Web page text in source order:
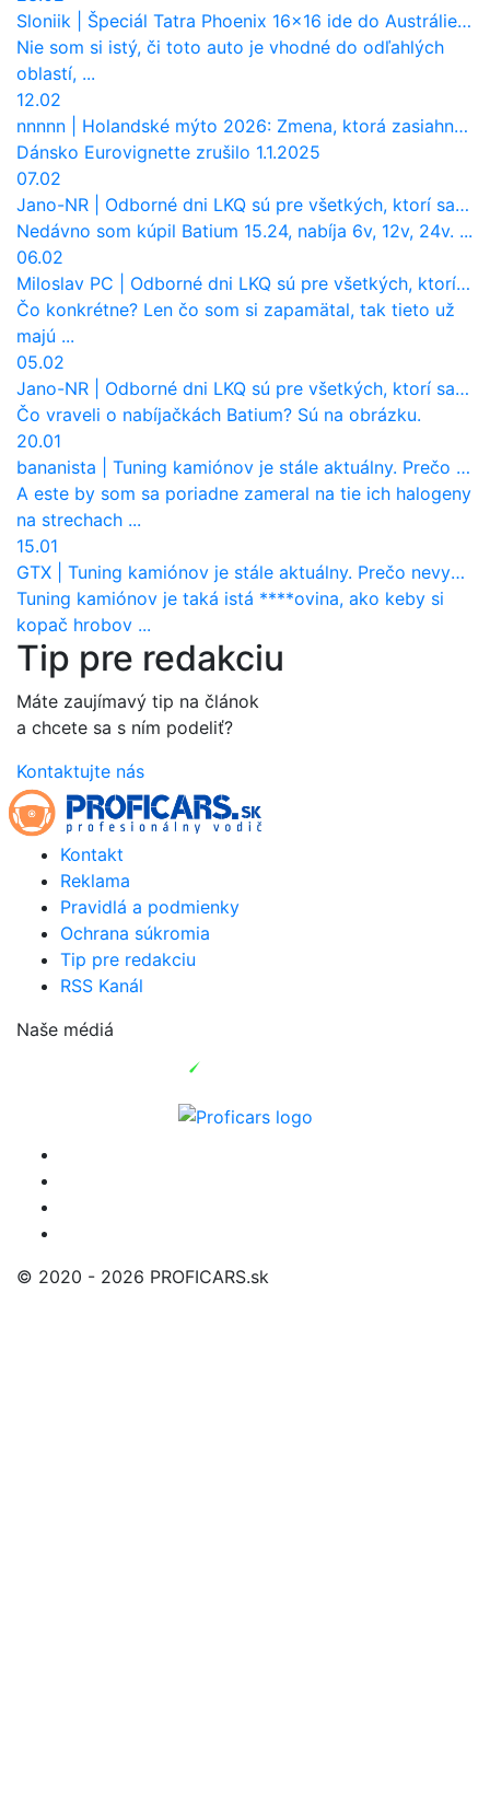
Sloniik
Špeciál Tatra Phoenix 16×16 ide do Austrálie. Na čo bude slúžiť?
Nie som si istý, či toto auto je vhodné do odľahlých
oblastí, ...
12.02
nnnnn
Holandské mýto 2026: Zmena, ktorá zasiahne slovenských dopravcov
Dánsko Eurovignette zrušilo 1.1.2025
07.02
Jano-NR
Odborné dni LKQ sú pre všetkých, ktorí sa chcú dozvedieť niečo viac
Nedávno som kúpil Batium 15.24, nabíja 6v, 12v, 24v. ...
06.02
Miloslav PC
Odborné dni LKQ sú pre všetkých, ktorí sa chcú dozvedieť niečo viac
Čo konkrétne? Len čo som si zapamätal, tak tieto už
majú ...
05.02
Jano-NR
Odborné dni LKQ sú pre všetkých, ktorí sa chcú dozvedieť niečo viac
Čo vraveli o nabíjačkách Batium? Sú na obrázku.
20.01
bananista
Tuning kamiónov je stále aktuálny. Prečo nevyhynul ako pri osobákoch?
A este by som sa poriadne zameral na tie ich halogeny
na strechach ...
15.01
GTX
Tuning kamiónov je stále aktuálny. Prečo nevyhynul ako pri osobákoch?
Tuning kamiónov je taká istá ****ovina, ako keby si
kopač hrobov ...
Tip pre redakciu
Máte zaujímavý tip na článok
a chcete sa s ním podeliť?
Kontaktujte nás
Kontakt
Reklama
Pravidlá a podmienky
Ochrana súkromia
Tip pre redakciu
RSS Kanál
Naše médiá
© 2020 - 2026 PROFICARS.sk